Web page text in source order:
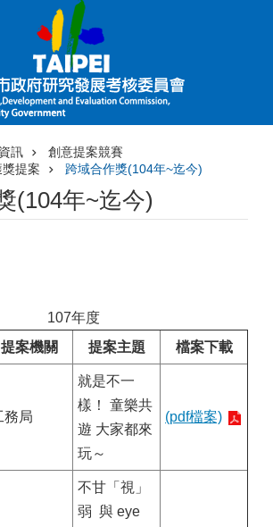
訊
創意提案競賽
提案
跨域合作獎(104年~迄今)
(104年~迄今)
107年度
提案機關 提案主題 檔案下載
務局
就是不一
樣！ 童樂共
遊 大家都來
玩～
(pdf檔案)
不甘「視」
弱 與 eye